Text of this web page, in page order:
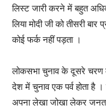
लिस्ट जारी करने में बहुत
लिया मोदी जी को तीसरी
कोई फर्क नहीं पड़ता ।
लोकसभा चुनाव के दूसरे चरण
देश में चुनाव एक पर्व होता है
अपना लेखा जोखा लेकर